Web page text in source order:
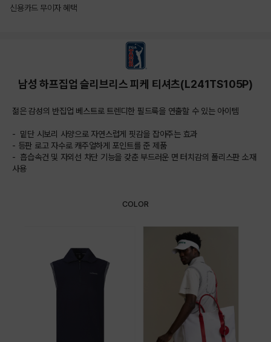
신용카드 무이자 혜택
남성 하프집업 슬리브리스 피케 티셔츠(L241TS105P)
젊은 감성의 반집업 베스트로 트렌디한 필드룩을 연출할 수 있는 아이템
- 밑단 시보리 사양으로 자연스럽게 핏감을 잡아주는 효과
- 등판 로고 자수로 캐주얼하게 포인트를 준 제품
- 흡습속건 및 자외선 차단 기능을 갖춘 부드러운 면 터치감의 폴리스판 소재
사용
COLOR